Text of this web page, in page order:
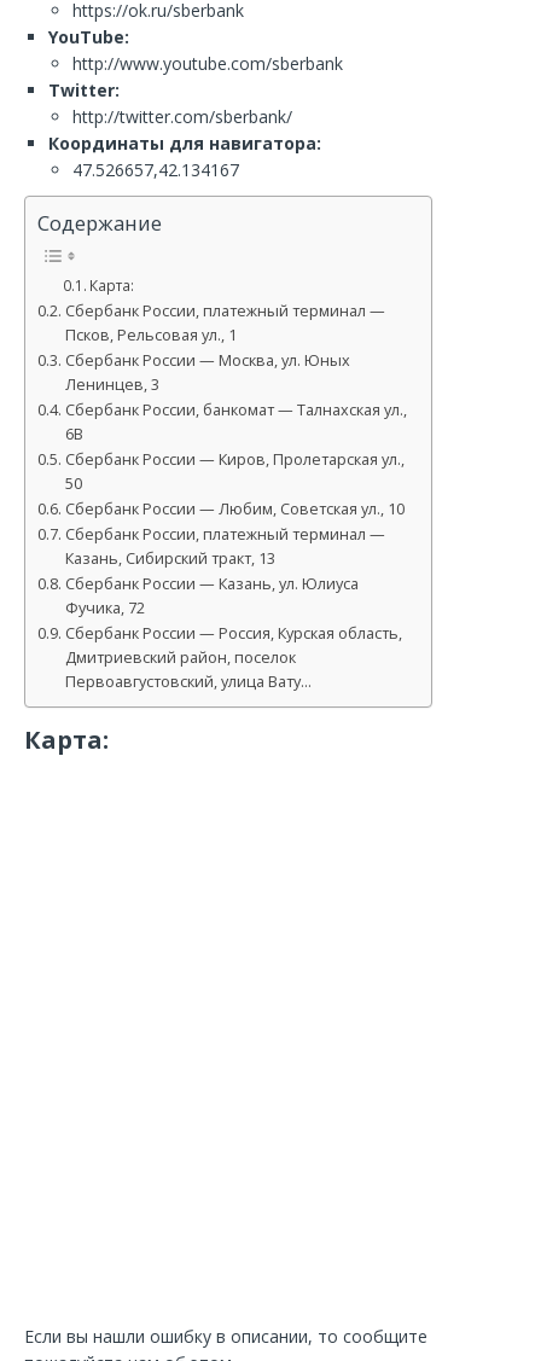
https://ok.ru/sberbank
YouTube:
http://www.youtube.com/sberbank
Twitter:
http://twitter.com/sberbank/
Координаты для навигатора:
47.526657,42.134167
Содержание
Карта:
Сбербанк России, платежный терминал —
Псков, Рельсовая ул., 1
Сбербанк России — Москва, ул. Юных
Ленинцев, 3
Сбербанк России, банкомат — Талнахская ул.,
6В
Сбербанк России — Киров, Пролетарская ул.,
50
Сбербанк России — Любим, Советская ул., 10
Сбербанк России, платежный терминал —
Казань, Сибирский тракт, 13
Сбербанк России — Казань, ул. Юлиуса
Фучика, 72
Сбербанк России — Россия, Курская область,
Дмитриевский район, поселок
Первоавгустовский, улица Вату…
Карта:
Если вы нашли ошибку в описании, то сообщите